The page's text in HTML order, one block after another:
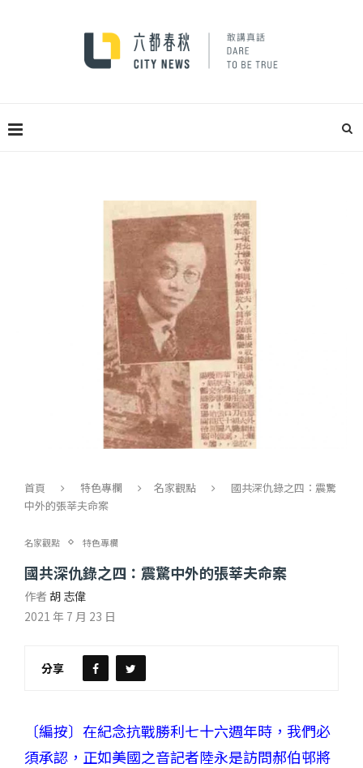
首頁 特色專欄 名家觀點
國共深仇錄之四：震驚
中外的張莘夫命案
名家觀點 特色專欄
國共深仇錄之四：震驚中外的張莘夫命案
作者 胡 志偉
2021 年 7 月 23 日
分享
〔編按〕在紀念抗戰勝利七十六週年時，我們必
須承認，正如美國之音記者陸永是訪問郝伯邨將